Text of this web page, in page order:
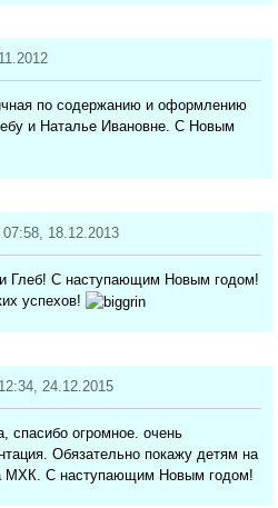
по содержанию и оформлению
и Наталье Ивановне. С Новым
07:58, 18.12.2013
Глеб! С наступающим Новым годом!
успехов!
24.12.2015
спасибо огромное. очень
Обязательно покажу детям на
МХК. С наступающим Новым годом!